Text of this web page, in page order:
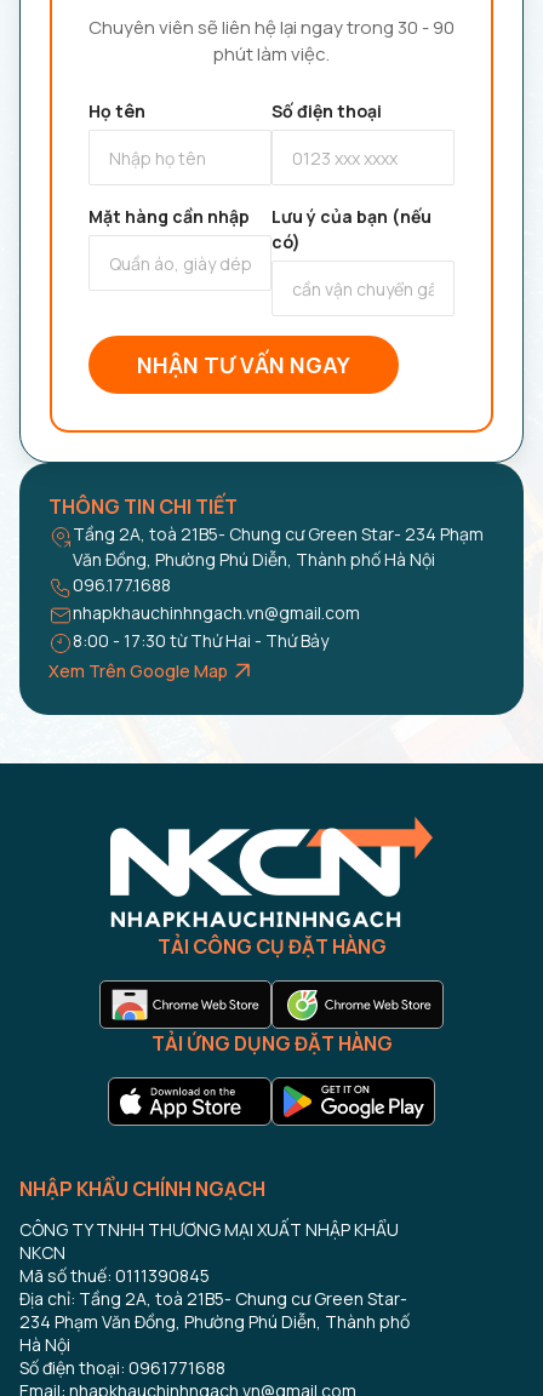
THÔNG TIN CHI TIẾT
Tầng 2A, toà 21B5- Chung cư Green Star- 234 Phạm
Văn Đồng, Phường Phú Diễn, Thành phố Hà Nội
096.177.1688
nhapkhauchinhngach.vn@gmail.com
8:00 - 17:30 từ Thứ Hai - Thứ Bảy
Xem Trên Google Map
Chuyên viên sẽ liên hệ lại ngay trong 30 - 90
phút làm việc.
Họ tên Số điện thoại
Mặt hàng cần nhập
Lưu ý của bạn (nếu
có)
NHẬN TƯ VẤN NGAY
TẢI CÔNG CỤ ĐẶT HÀNG
TẢI ỨNG DỤNG ĐẶT HÀNG
NHẬP KHẨU CHÍNH NGẠCH
CÔNG TY TNHH THƯƠNG MẠI XUẤT NHẬP KHẨU
NKCN
Mã số thuế: 0111390845
Địa chỉ: Tầng 2A, toà 21B5- Chung cư Green Star-
234 Phạm Văn Đồng, Phường Phú Diễn, Thành phố
Hà Nội
Số điện thoại: 0961771688
Email: nhapkhauchinhngach.vn@gmail.com